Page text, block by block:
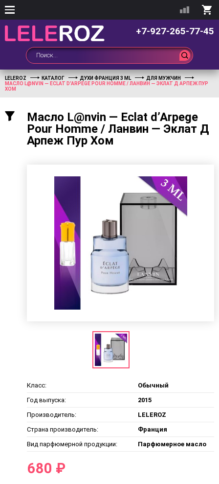
+7-927-265-77-45
LELEROZ КАТАЛОГ ДУХИ ФРАНЦИЯ 3 ML
ДЛЯ МУЖЧИН
МАСЛО L@NVIN — ECLAT D’ARPEGE POUR HOMME / ЛАНВИН — ЭКЛАТ Д АРПЕЖ ПУР
ХОМ
Масло L@nvin — Eclat d’Arpege
Pour Homme / Ланвин — Эклат Д
Арпеж Пур Хом
Класс:
Обычный
Год выпуска:
2015
Производитель:
LELEROZ
Страна производитель:
Франция
Вид парфюмерной продукции:
Парфюмерное масло
680 ₽